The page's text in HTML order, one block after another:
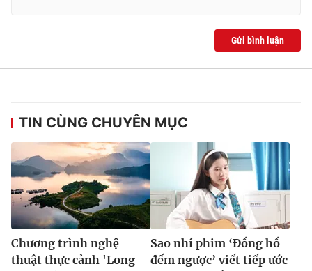
Gửi bình luận
TIN CÙNG CHUYÊN MỤC
Chương trình nghệ
thuật thực cảnh 'Long
Sao nhí phim ‘Đồng hồ
đếm ngược’ viết tiếp ước